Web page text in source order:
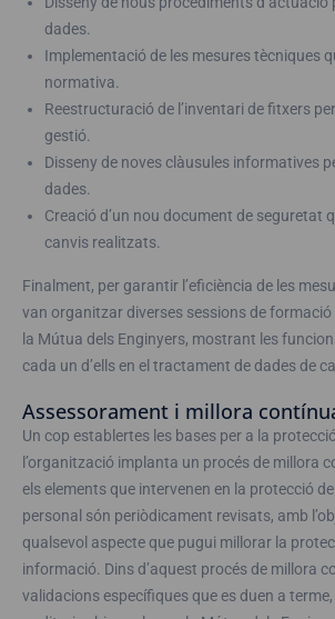
dades.
Implementació de les mesures tècniques
normativa.
Reestructuració de l’inventari de fitxers
gestió.
Disseny de noves clàusules informatives
dades.
Creació d’un nou document de seguretat
canvis realitzats.
Finalment, per garantir l’eficiència de les
van organitzar diverses sessions de formació
la Mútua dels Enginyers, mostrant les
cada un d’ells en el tractament de dades de
Assessorament i millora
Un cop establertes les bases per a la
l’organització implanta un procés de millora
els elements que intervenen en la protecció
personal són periòdicament revisats, amb
qualsevol aspecte que pugui millorar la
informació. Dins d’aquest procés de millora
validacions específiques que es duen a